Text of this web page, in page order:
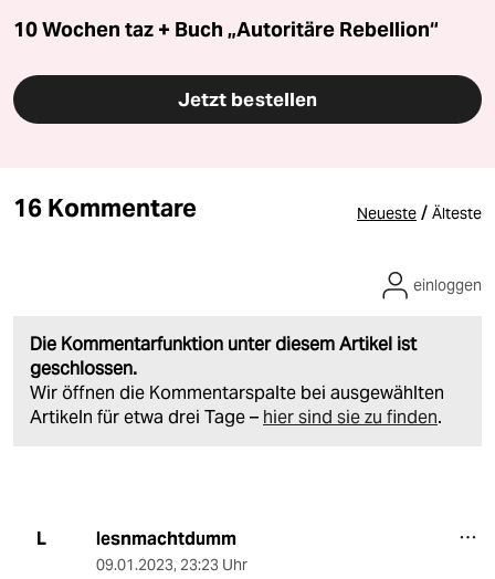
10 Wochen taz + Buch „Autoritäre Rebellion“
Jetzt bestellen
16 Kommentare Neueste / Älteste
Die Kommentarfunktion unter diesem Artikel ist
geschlossen.
Wir öffnen die Kommentarspalte bei ausgewählten
Artikeln für etwa drei Tage – hier sind sie zu finden.
einloggen
L lesnmachtdumm
09.01.2023, 23:23 Uhr